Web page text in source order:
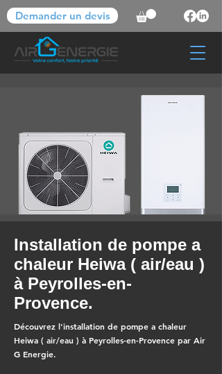
Demander un devis
Installation de pompe a
chaleur Heiwa ( air/eau )
à Peyrolles-en-
Provence.
Découvrez l'installation de pompe a chaleur
Heiwa ( air/eau ) à Peyrolles-en-Provence par Air
G Energie.